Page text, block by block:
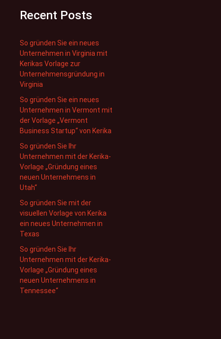
Recent Posts
So gründen Sie ein neues
Unternehmen in Virginia mit
Kerikas Vorlage zur
Unternehmensgründung in
Virginia
So gründen Sie ein neues
Unternehmen in Vermont mit
der Vorlage „Vermont
Business Startup“ von Kerika
So gründen Sie Ihr
Unternehmen mit der Kerika-
Vorlage „Gründung eines
neuen Unternehmens in
Utah“
So gründen Sie mit der
visuellen Vorlage von Kerika
ein neues Unternehmen in
Texas
So gründen Sie Ihr
Unternehmen mit der Kerika-
Vorlage „Gründung eines
neuen Unternehmens in
Tennessee“